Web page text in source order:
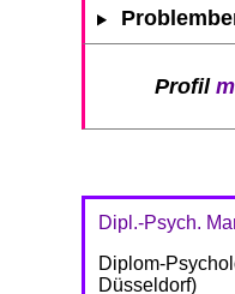
Profil
Dipl.-Psych.
Diplom-
Düsseldorf)